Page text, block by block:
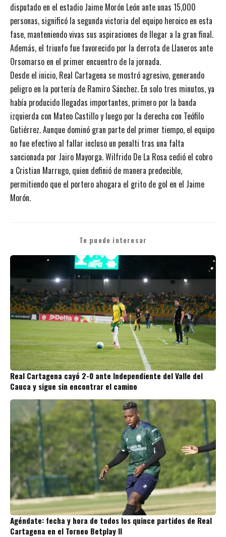
disputado en el estadio Jaime Morón León ante unas 15,000
personas, significó la segunda victoria del equipo heroico en esta
fase, manteniendo vivas sus aspiraciones de llegar a la gran final.
Además, el triunfo fue favorecido por la derrota de Llaneros ante
Orsomarso en el primer encuentro de la jornada.
Desde el inicio, Real Cartagena se mostró agresivo, generando
peligro en la portería de Ramiro Sánchez. En solo tres minutos, ya
había producido llegadas importantes, primero por la banda
izquierda con Mateo Castillo y luego por la derecha con Teófilo
Gutiérrez. Aunque dominó gran parte del primer tiempo, el equipo
no fue efectivo al fallar incluso un penalti tras una falta
sancionada por Jairo Mayorga. Wilfrido De La Rosa cedió el cobro
a Cristian Marrugo, quien definió de manera predecible,
permitiendo que el portero ahogara el grito de gol en el Jaime
Morón.
Te puede interesar
Real Cartagena cayó 2-0 ante Independiente del Valle del
Cauca y sigue sin encontrar el camino
Agéndate: fecha y hora de todos los quince partidos de Real
Cartagena en el Torneo Betplay II